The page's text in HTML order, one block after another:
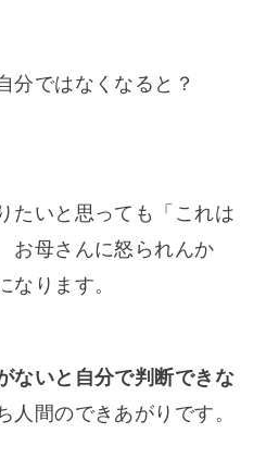
分ではなくなると？
たいと思っても「これは
母さんに怒られんか
なります。
ないと自分で判断できな
人間のできあがりです。